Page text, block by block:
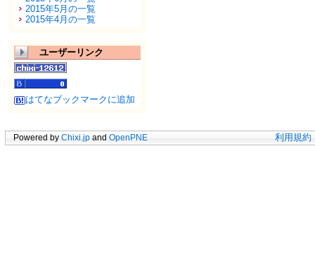
2015年5月の一覧
2015年4月の一覧
ユーザーリンク
はてなブックマークに追加
Powered by Chixi.jp and OpenPNE 利用規約